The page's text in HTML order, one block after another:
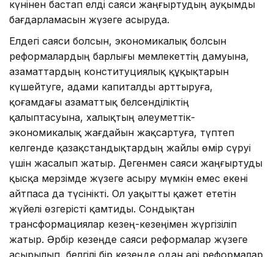
күнінен бастап елді саяси жаңғыртудың ауқымды
бағдарламасын жүзеге асыруда.
Елдегі саяси болсын, экономикалық болсын
реформалардың барлығы мемлекеттің дамуына,
азаматтардың конституциялық құқықтарын
күшейтуге, адами капиталды арттыруға,
қоғамдағы азаматтық белсенділіктің
қалыптасуына, халықтың әлеуметтік-
экономикалық жағдайын жақсартуға, түптеп
келгенде қазақстандықтардың жайлы өмір сүруі
үшін жасалып жатыр. Дегенмен саяси жаңғыртуды
қысқа мерзімде жүзеге асыру мүмкін емес екені
айтпаса да түсінікті. Ол уақытты қажет ететін
жүйелі өзгерісті қамтиды. Сондықтан
трансформациялар кезең-кезеңімен жүргізіліп
жатыр. Әрбір кезеңде саяси реформалар жүзеге
асырылып, белгілі бір кезеңде одан әрі реформалар